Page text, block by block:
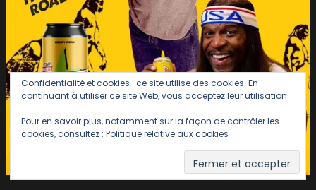
Confidentialité et cookies : ce site utilise des cookies. En
continuant à utiliser ce site Web, vous acceptez leur utilisation.
Pour en savoir plus, notamment sur la façon de contrôler les
cookies, consultez : Politique relative aux cookies